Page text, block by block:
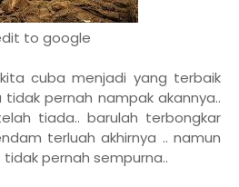
to google
cuba menjadi yang terbaik
pernah nampak akannya..
tiada.. barulah terbongkar
terluah akhirnya .. namun
pernah sempurna..